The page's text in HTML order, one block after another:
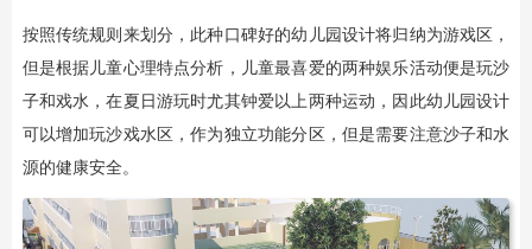
按照传统规则来划分，此种口碑好的幼儿园设计将归纳为游戏区，
但是根据儿童心理特点分析，儿童最喜爱的两种娱乐活动便是玩沙
子和戏水，在夏日游玩时尤其钟爱以上两种运动，因此幼儿园设计
可以增加玩沙戏水区，作为独立功能分区，但是需要注意沙子和水
源的健康安全。